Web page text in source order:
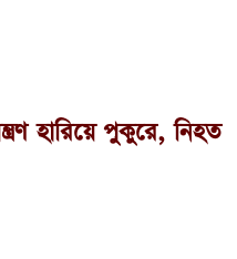
হারিয়ে পুকুরে, নিহত